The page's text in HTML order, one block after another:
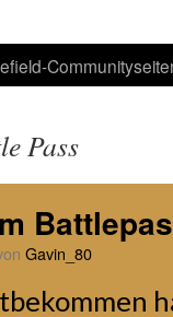
Pass
Gavin_80